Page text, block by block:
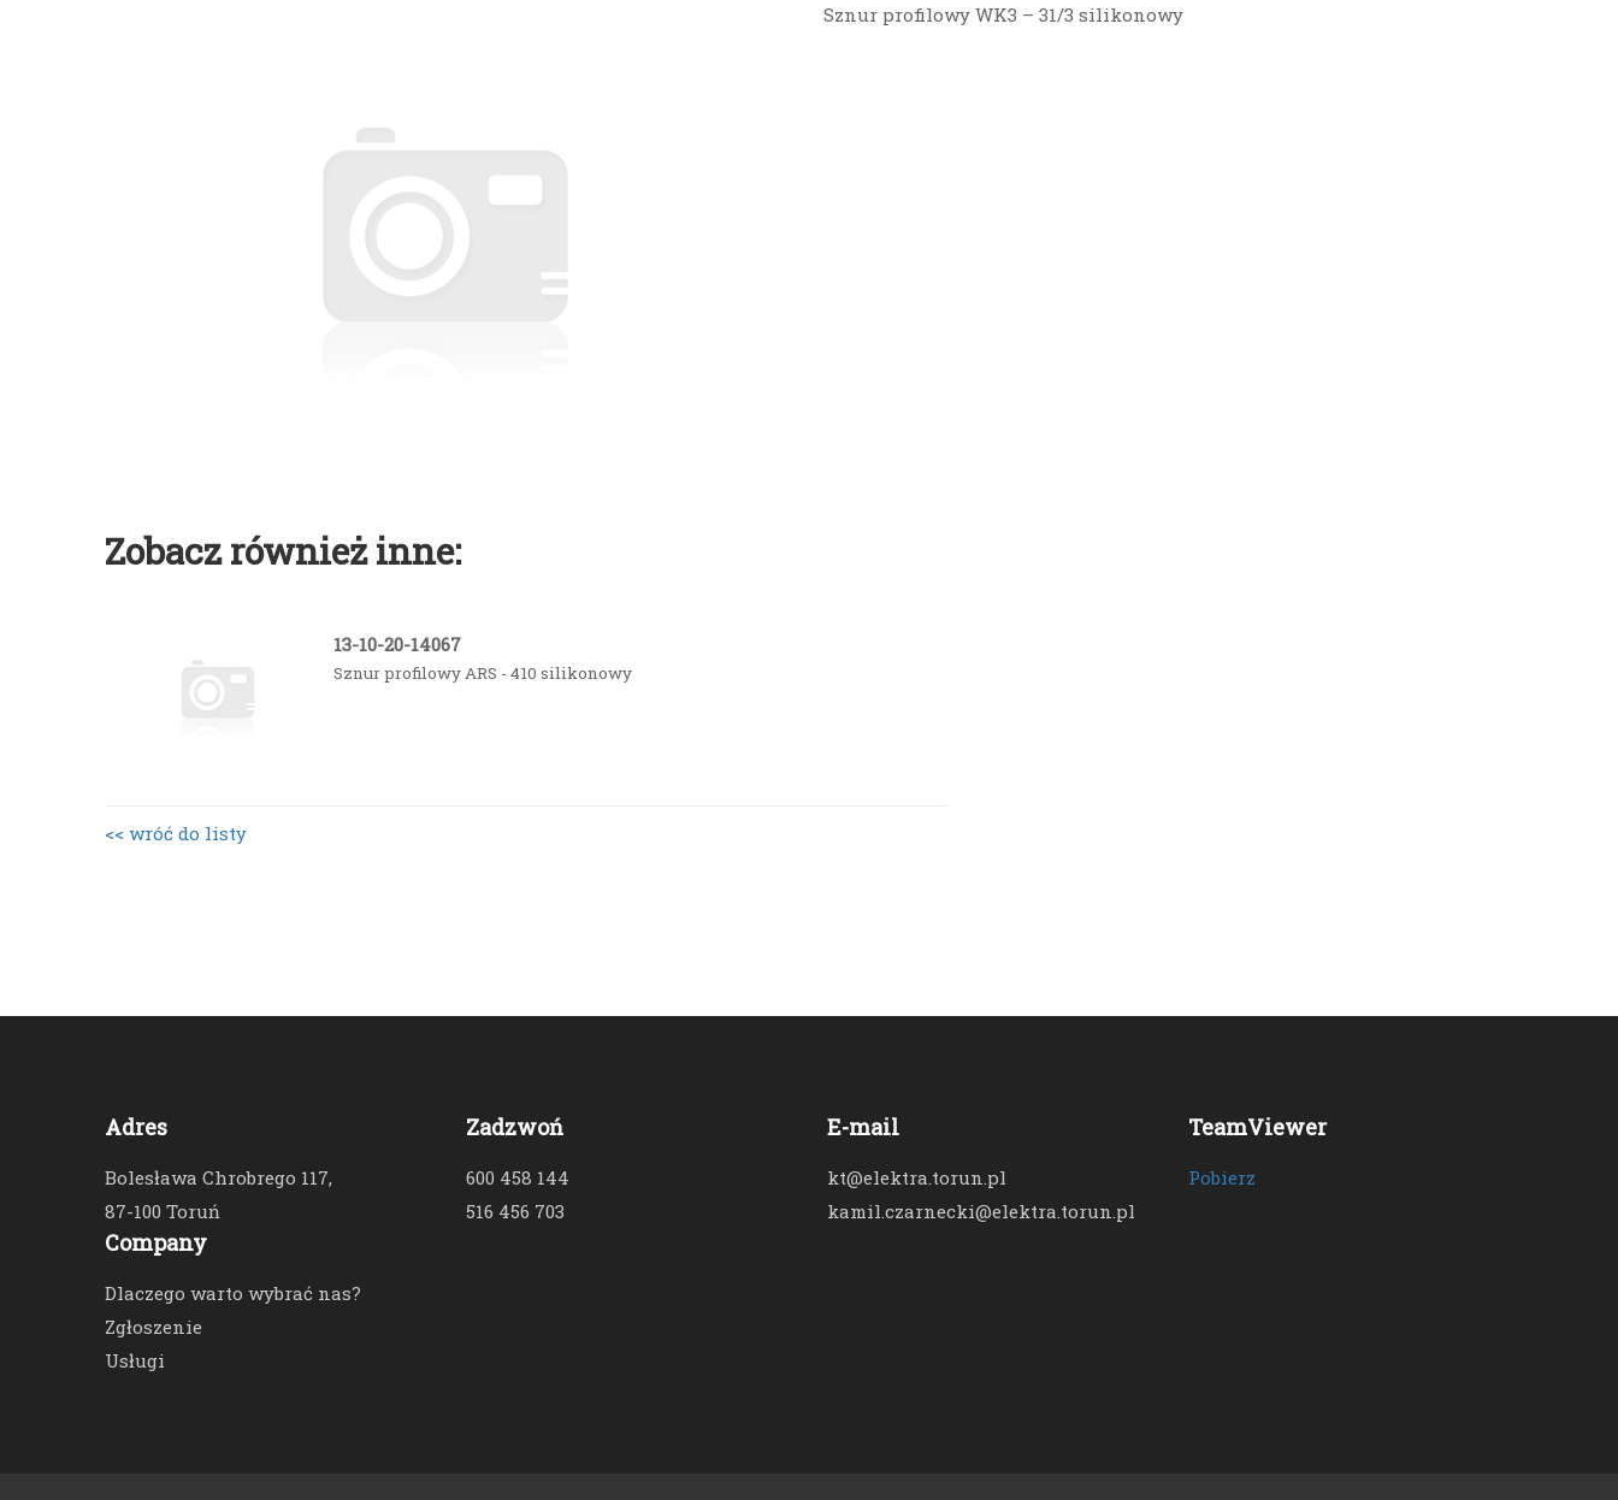
Sznur profilowy WK3 – 31/3 silikonowy
Zobacz również inne:
13-10-20-14067
Sznur profilowy ARS - 410 silikonowy
<< wróć do listy
Adres
Bolesława Chrobrego 117,
87-100 Toruń
Company
Dlaczego warto wybrać nas?
Zgłoszenie
Usługi
Zadzwoń
600 458 144
516 456 703
E-mail
kt@elektra.torun.pl
kamil.czarnecki@elektra.torun.pl
TeamViewer
Pobierz